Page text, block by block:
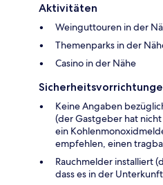
Aktivitäten
Weinguttouren in der
Themenparks in der
Casino in der Nähe
Keine Angaben
(der Gastgeber hat
ein
empfehlen, einen
Rauchmelder installiert
dass es in der